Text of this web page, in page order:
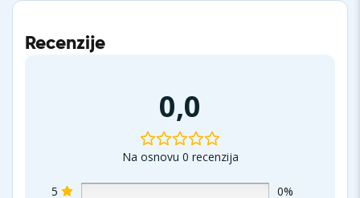
Recenzije
0,0
Na osnovu 0 recenzija
5
0%